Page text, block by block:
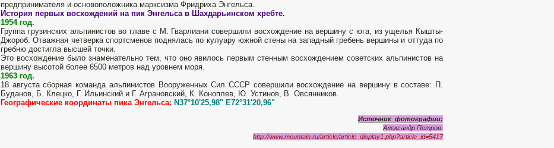
предпринимателя и основоположника марксизма Фридриха Энгельса.
История первых восхождений на пик Энгельса в Шахдарьинском хребте.
1954 год.
Группа грузинских альпинистов во главе с М. Гварлиани совершили восхождение на вершину с юга, из ущелья Кышты-
Джороб. Отваж­ная четверка спортсменов поднялась по кулуару южной стены на западный гребень вершины и оттуда по
гребню достигла высшей точки.
Это восхождение было знаменательно тем, что оно яви­лось первым стенным восхождением советских альпини­стов на
вершину высотой более 6500 метров над уровнем моря.
1963 год.
18 августа сборная команда альпинистов Вооруженных Сил СССР совершили восхождение на вершину в составе: П.
Буданов, Б. Клецко, Г. Ильинский и Г. Аграновский, К. Коноплев, Ю. Устинов, В. Овсянников.
Географические координаты пика Энгельса: N37°10'25,98" E72°31'20,96"
Источник фотографии:
Александр Петров.
http://www.mountain.ru/article/article_display1.php?article_id=5417